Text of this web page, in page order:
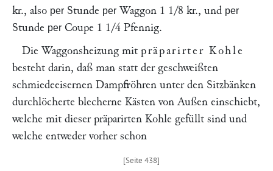
kr., also per Stunde per Waggon 1 1/8 kr., und per
Stunde per Coupe 1 1/4 Pfennig.
Die Waggonsheizung mit präparirter Kohle
besteht darin, daß man statt der geschweißten
schmiedeeisernen Dampfröhren unter den Sitzbänken
durchlöcherte blecherne Kästen von Außen einschiebt,
welche mit dieser präparirten Kohle gefüllt sind und
welche entweder vorher schon